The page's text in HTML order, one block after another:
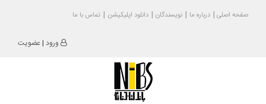
صفحه اصلی درباره ما نویسندگان دانلود اپلیکیشن تماس با ما
ورود |عضویت